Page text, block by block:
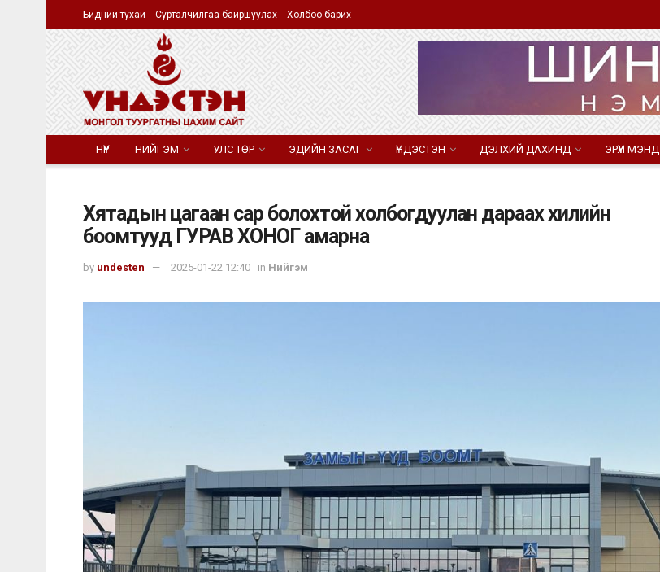
Бидний тухай Сурталчилгаа байршуулах Холбоо барих
НҮҮР НИЙГЭМ УЛС ТӨР ЭДИЙН ЗАСАГ ҮНДЭСТЭН ДЭЛХИЙ ДАХИНД ЭРҮҮЛ МЭНД
Хятадын цагаан сар болохтой холбогдуулан дараах хилийн
боомтууд ГУРАВ ХОНОГ амарна
by undesten 2025-01-22 12:40 in Нийгэм